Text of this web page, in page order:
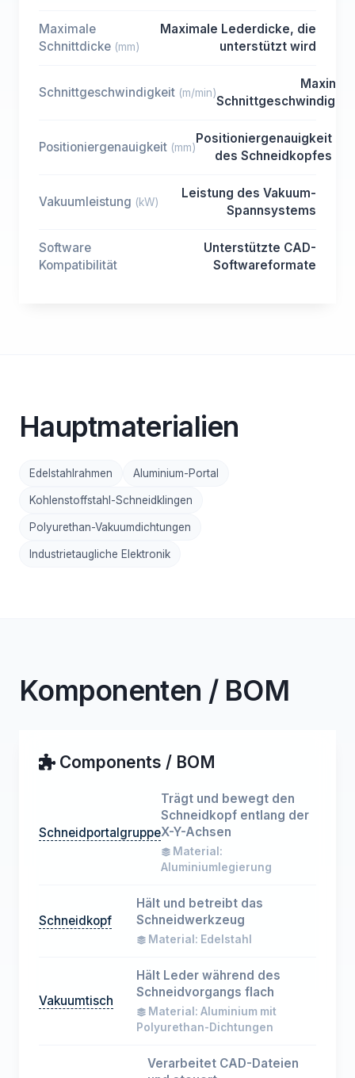
Maximale
Schnittdicke (mm)
Maximale Lederdicke, die
unterstützt wird
Schnittgeschwindigkeit (m/min)
Positioniergenauigkeit (mm)
Positioniergenauigkeit
des Schneidkopfes
Vakuumleistung (kW)
Leistung des Vakuum-
Spannsystems
Software
Kompatibilität
Unterstützte CAD-
Softwareformate
Hauptmaterialien
Edelstahlrahmen Aluminium-Portal
Kohlenstoffstahl-Schneidklingen
Polyurethan-Vakuumdichtungen
Industrietaugliche Elektronik
Komponenten / BOM
Components / BOM
Schneidportalgruppe
Trägt und bewegt den
Schneidkopf entlang der
X-Y-Achsen
Material:
Aluminiumlegierung
Schneidkopf
Hält und betreibt das
Schneidwerkzeug
Material: Edelstahl
Vakuumtisch
Hält Leder während des
Schneidvorgangs flach
Material: Aluminium mit
Polyurethan-Dichtungen
Verarbeitet CAD-Dateien